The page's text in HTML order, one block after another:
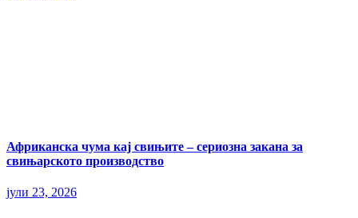
Африканска чума кај свињите – сериозна закана за
свињарското производство
јули 23, 2026